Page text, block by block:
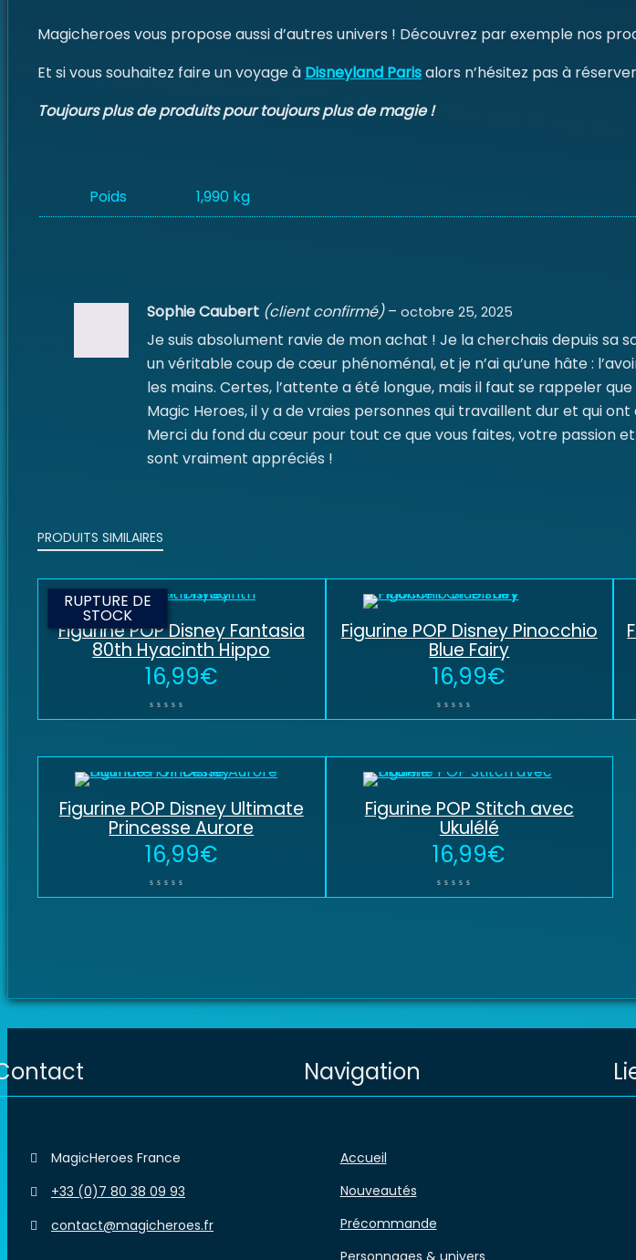
Magicheroes vous propose aussi d’autres univers ! Découvrez par exemple nos
Et si vous souhaitez faire un voyage à Disneyland Parisalors n’hésitez pas à
Toujours plus de produits pour toujours plus de magie !
Poids 1,990 kg
Sophie Caubert (client confirmé) – octobre 25, 2025
Je suis absolument ravie de mon achat ! Je la cherchais depuis sa
un véritable coup de cœur phénoménal, et je n’ai qu’une hâte :
les mains. Certes, l’attente a été longue, mais il faut se rappeler
Magic Heroes, il y a de vraies personnes qui travaillent dur et qui ont
Merci du fond du cœur pour tout ce que vous faites, votre passion
sont vraiment appréciés !
PRODUITS SIMILAIRES
RUPTURE DE
STOCK
Figurine POP Disney Fantasia
80th Hyacinth Hippo
16,99€
Figurine POP Disney Pinocchio
Blue Fairy
16,99€
Figurine POP Disney Ultimate
Princesse Aurore
16,99€
Figurine POP Stitch avec
Ukulélé
16,99€
MagicHeroes France
+33 (0)7 80 38 09 93
contact@magicheroes.fr
Navigation
Accueil
Nouveautés
Précommande